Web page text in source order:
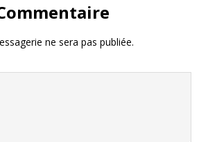
ne sera pas publiée.